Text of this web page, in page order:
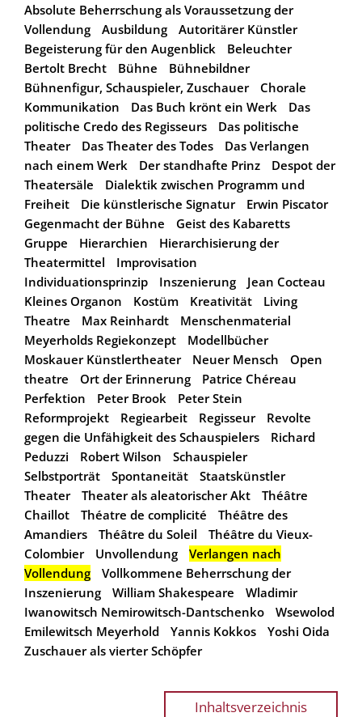
Absolute Beherrschung als Voraussetzung der
Vollendung
Ausbildung
Autoritärer Künstler
Begeisterung für den Augenblick
Beleuchter
Bertolt Brecht
Bühne
Bühnebildner
Bühnenfigur, Schauspieler, Zuschauer
Chorale
Kommunikation
Das Buch krönt ein Werk
Das
politische Credo des Regisseurs
Das politische
Theater
Das Theater des Todes
Das Verlangen
nach einem Werk
Der standhafte Prinz
Despot der
Theatersäle
Dialektik zwischen Programm und
Freiheit
Die künstlerische Signatur
Erwin Piscator
Gegenmacht der Bühne
Geist des Kabaretts
Gruppe
Hierarchien
Hierarchisierung der
Theatermittel
Improvisation
Individuationsprinzip
Inszenierung
Jean Cocteau
Kleines Organon
Kostüm Kreativität
Living
Theatre
Max Reinhardt
Menschenmaterial
Meyerholds Regiekonzept
Modellbücher
Moskauer Künstlertheater
Neuer Mensch
Open
theatre
Ort der Erinnerung
Patrice Chéreau
Perfektion
Peter Brook
Peter Stein
Reformprojekt
Regiearbeit Regisseur
Revolte
gegen die Unfähigkeit des Schauspielers
Richard
Peduzzi
Robert Wilson
Schauspieler
Selbstporträt
Spontaneität
Staatskünstler
Theater
Theater als aleatorischer Akt
Théâtre
Chaillot
Théatre de complicité
Théâtre des
Amandiers
Théâtre du Soleil
Théâtre du Vieux-
Colombier
Unvollendung
Verlangen nach
Vollendung
Vollkommene Beherrschung der
Inszenierung
William Shakespeare
Wladimir
Iwanowitsch Nemirowitsch-Dantschenko
Wsewolod
Emilewitsch Meyerhold
Yannis Kokkos
Yoshi Oida
Zuschauer als vierter Schöpfer
Inhaltsverzeichnis